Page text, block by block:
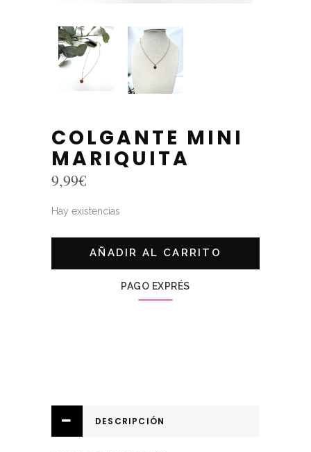
COLGANTE MINI
MARIQUITA
9,99€
Hay existencias
AÑADIR AL CARRITO
PAGO EXPRÉS
DESCRIPCIÓN